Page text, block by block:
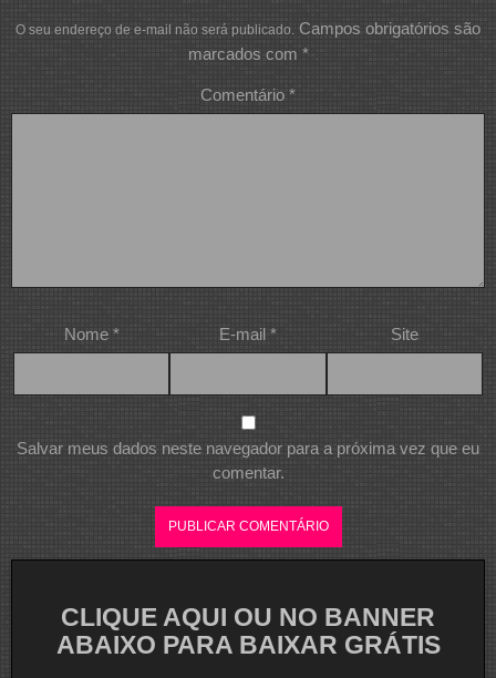
O seu endereço de e-mail não será publicado. Campos obrigatórios são
marcados com *
Comentário *
Nome * E-mail * Site
Salvar meus dados neste navegador para a próxima vez que eu
comentar.
CLIQUE AQUI OU NO BANNER
ABAIXO PARA BAIXAR GRÁTIS